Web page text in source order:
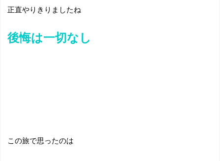
正直やりきりましたね
後悔は一切なし
この旅で思ったのは